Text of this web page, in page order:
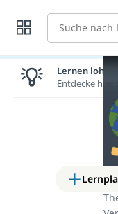
Suche
Lernen lohnt
Entdecke hier